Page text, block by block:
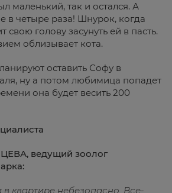
маленький, так и остался. А
в четыре раза! Шнурок, когда
свою голову засунуть ей в пасть.
облизывает кота.
оставить Софу в
ну а потом любимица попадет
она будет весить 200
ведущий зоолог
в квартире небезопасно. Все-